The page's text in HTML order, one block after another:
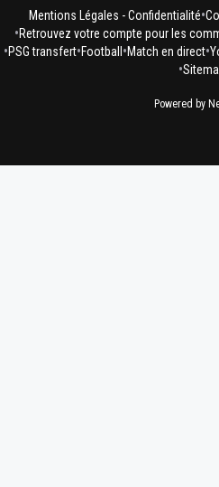
Mentions Légales - Confidentialité•
•Retrouvez votre compte pour les
•PSG transfert•Football •Match en direct•
•
Powered by